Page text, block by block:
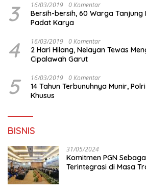
3 16/03/2019 0 Komentar
Bersih-bersih, 60 Warga
Padat Karya
4 16/03/2019 0 Komentar
2 Hari Hilang, Nelayan Tewas
Cipalawah Garut
5 16/03/2019 0 Komentar
14 Tahun Terbunuhnya Munir,
Khusus
BISNIS
31/05/2024
Komitmen PGN
Terintegrasi di Masa